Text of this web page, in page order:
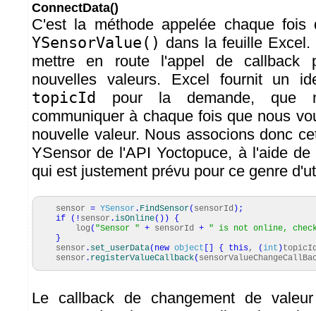
ConnectData()
C'est la méthode appelée chaque fois
YSensorValue() dans la feuille
mettre en route l'appel de callback
nouvelles valeurs. Excel fournit un
topicId
pour la demande, que
communiquer à chaque fois que nous
nouvelle valeur. Nous associons donc
YSensor de l'API Yoctopuce, à l'aide
qui est justement prévu pour ce genre
sensor = YSensor . FindSensor( sensorId ) ;
if
( ! sensor .isOnline( ) )
{
log ( "Sensor " + sensorId + " is not online, check
}
sensor . set_userData( new object { this, (int )
sensor . registerValueCallback(
Le callback de changement de